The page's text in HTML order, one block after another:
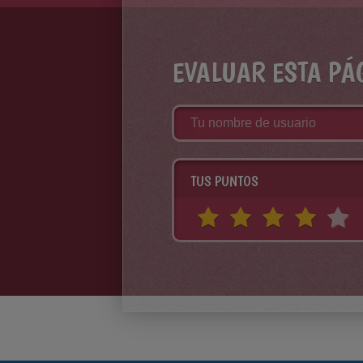
EVALUAR ESTA
TUS PUNTOS